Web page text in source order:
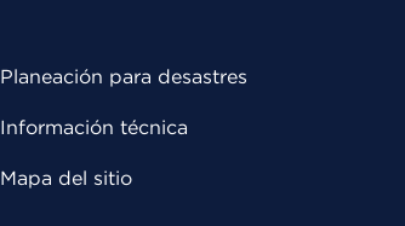
Planeación para desastres
Información técnica
Mapa del sitio